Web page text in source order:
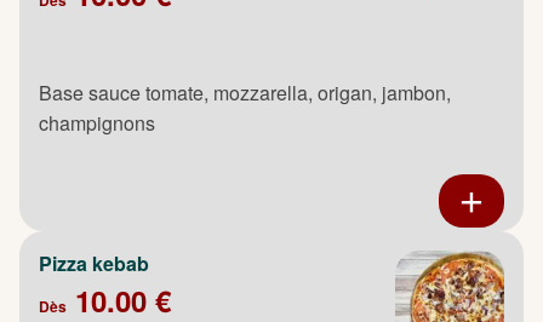
Base sauce tomate, mozzarella, origan, jambon,
champignons
Pizza kebab
Dès 10.00 €